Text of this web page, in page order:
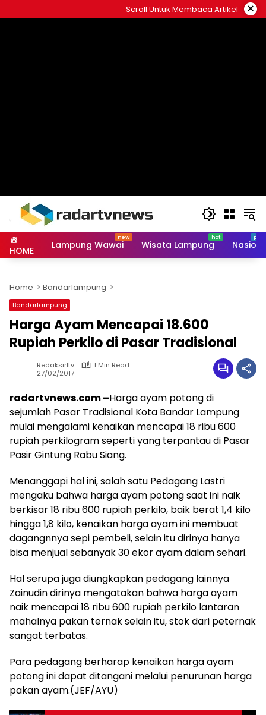
to
Scroll Untuk Membaca Artikel ×
HOME Lampung Wawai Wisata Lampung
Home Bandarlampung
Bandarlampung
Harga Ayam Mencapai 18.600
Rupiah Perkilo di Pasar Tradisional
Redaksirltv
1 Min Read
27/02/2017
radartvnews.com –Harga ayam potong di
sejumlah Pasar Tradisional Kota Bandar Lampung
mulai mengalami kenaikan mencapai 18 ribu 600
rupiah perkilogram seperti yang terpantau di Pasar
Pasir Gintung Rabu Siang.
Menanggapi hal ini, salah satu Pedagang Lastri
mengaku bahwa harga ayam potong saat ini naik
berkisar 18 ribu 600 rupiah perkilo, baik berat 1,4 kilo
hingga 1,8 kilo, kenaikan harga ayam ini membuat
dagangnnya sepi pembeli, selain itu dirinya hanya
bisa menjual sebanyak 30 ekor ayam dalam sehari.
Hal serupa juga diungkapkan pedagang lainnya
Zainudin dirinya mengatakan bahwa harga ayam
naik mencapai 18 ribu 600 rupiah perkilo lantaran
mahalnya pakan ternak selain itu, stok dari peternak
sangat terbatas.
Para pedagang berharap kenaikan harga ayam
potong ini dapat ditangani melalui penurunan harga
pakan ayam.(JEF/AYU)